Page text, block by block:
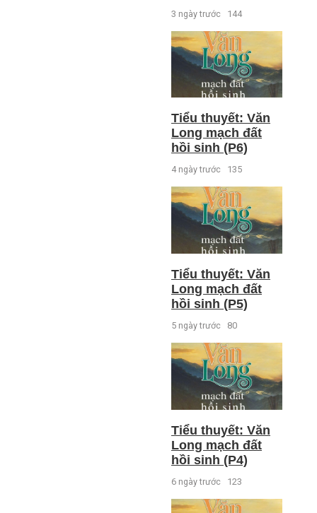
3 ngày trước 144
Tiểu thuyết: Văn
Long mạch đất
hồi sinh (P6)
4 ngày trước 135
Tiểu thuyết: Văn
Long mạch đất
hồi sinh (P5)
5 ngày trước 80
Tiểu thuyết: Văn
Long mạch đất
hồi sinh (P4)
6 ngày trước 123